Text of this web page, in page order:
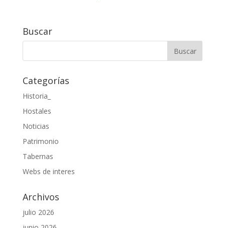
Buscar
Categorías
Historia_
Hostales
Noticias
Patrimonio
Tabernas
Webs de interes
Archivos
julio 2026